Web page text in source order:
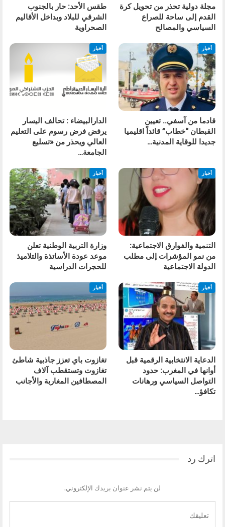
مجلة دولية تحذر من تحويل كرة
القدم إلى ساحة للصراع
السياسي والمصالح
طقس الأحد: حار بالجنوب
الشرقي للبلاد وبداخل الأقاليم
الصحراوية
أخبار
قادما من آسفي.. تعيين
القبطان “خطاب” قائداً اقليميا
جديدا للوقاية المدنية…
أخبار
الدارالبيضاء : تحالف اليسار
يرفض فرض رسوم على التعليم
العالي ويحذر من «تسليع
الجامعة…
أخبار
التنمية والفوارق الاجتماعية:
من نمو المؤشرات إلى مطلب
الدولة الاجتماعية
أخبار
وزارة التربية الوطنية تعلن
موعد عودة الأساتذة والتلاميذ
للحجرات الدراسية
أخبار
الدعاية الانتخابية الرقمية قبل
أوانها في المغرب: حدود
التواصل السياسي ورهانات
تكافؤ…
أخبار
تغازوت باي تعزز جاذبية شاطئ
تغازوت وتستقطب آلاف
المصطافين المغاربة والأجانب
اترك رد
لن يتم نشر عنوان بريدك الإلكتروني.